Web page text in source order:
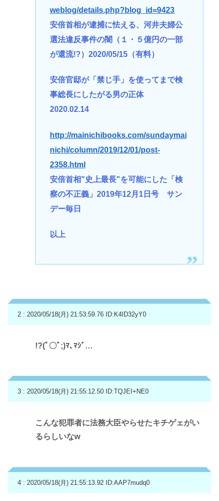
weblog/details.php?blog_id=9423
安倍首相が逮捕に怯える、河井夫婦公
選法違反事件の闇（１・５億円の一部
が還流!?）2020/05/15（有料）
安倍官邸が「禁じ手」を使ってまで検
事総長にしたがる男の正体
2020.02.14
http://mainichibooks.com/sundaymai
nichi/column/2019/12/01/post-
2358.html
安倍首相"史上最長"を可能にした「検
察の不正義」2019年12月1日号 サン
デー毎日
以上
2 : 2020/05/18(月) 21:53:59.76 ID:K4ID32yY0
!?(ﾟ〇ﾟ;)ﾏ､ﾏｼﾞ…
3 : 2020/05/18(月) 21:55:12.50 ID:TQJEI+NE0
こんな犯罪者に法務大臣やらせたキチゲェがい
るらしいなw
4 : 2020/05/18(月) 21:55:13.92 ID:AAP7mudq0